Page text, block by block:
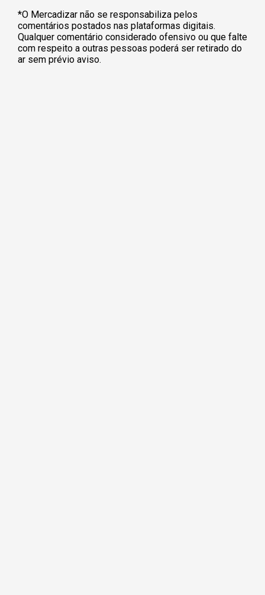
*O Mercadizar não se responsabiliza pelos
comentários postados nas plataformas digitais.
Qualquer comentário considerado ofensivo ou que falte
com respeito a outras pessoas poderá ser retirado do
ar sem prévio aviso.